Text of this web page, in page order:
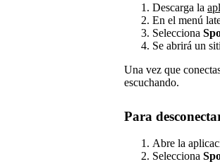
Descarga la
En el menú
Selecciona
Se abrirá un
Una vez que
escuchando.
Para
Abre la
Selecciona